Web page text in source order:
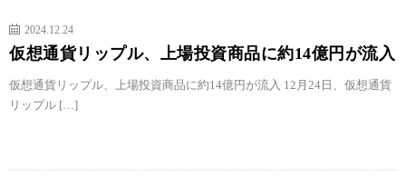
2024.12.24
仮想通貨リップル、上場投資商品に約14億円が流入
仮想通貨リップル、上場投資商品に約14億円が流入 12月24日、仮想通貨
リップル […]